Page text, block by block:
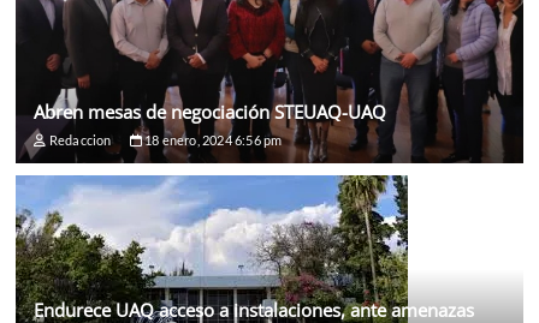
Abren mesas de negociación STEUAQ-UAQ
Redaccion 18 enero, 2024 6:56 pm
Endurece UAQ acceso a instalaciones, ante amenazas